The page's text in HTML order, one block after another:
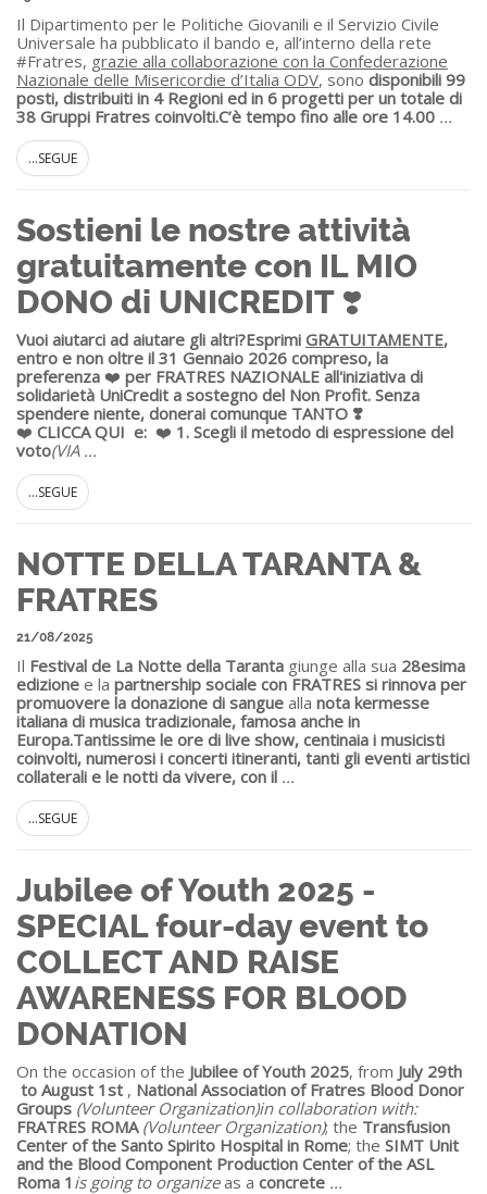
Il Dipartimento per le Politiche Giovanili e il Servizio Civile
Universale ha pubblicato il bando e, all’interno della rete
#Fratres, grazie alla collaborazione con la Confederazione
Nazionale delle Misericordie d’Italia ODV, sono disponibili 99
posti, distribuiti in 4 Regioni ed in 6 progetti per un totale di
38 Gruppi Fratres coinvolti.C’è tempo fino alle ore 14.00 ...
...SEGUE
Sostieni le nostre attività
gratuitamente con IL MIO
DONO di UNICREDIT ❣️
Vuoi aiutarci ad aiutare gli altri?Esprimi GRATUITAMENTE,
entro e non oltre il 31 Gennaio 2026 compreso, la
preferenza ❤️ per FRATRES NAZIONALE all'iniziativa di
solidarietà UniCredit a sostegno del Non Profit. Senza
spendere niente, donerai comunque TANTO ❣️
❤️ CLICCA QUI e: ❤️ 1. Scegli il metodo di espressione del
voto(VIA...
...SEGUE
NOTTE DELLA TARANTA &
FRATRES
21/08/2025
Il Festival de La Notte della Taranta giunge alla sua 28esima
edizione e la partnership sociale con FRATRES si rinnova per
promuovere la donazione di sangue alla nota kermesse
italiana di musica tradizionale, famosa anche in
Europa.Tantissime le ore di live show, centinaia i musicisti
coinvolti, numerosi i concerti itineranti, tanti gli eventi artistici
collaterali e le notti da vivere, con il ...
...SEGUE
Jubilee of Youth 2025 -
SPECIAL four-day event to
COLLECT AND RAISE
AWARENESS FOR BLOOD
DONATION
On the occasion of the Jubilee of Youth 2025, from July 29th
to August 1st , National Association of Fratres Blood Donor
Groups (Volunteer Organization)in collaboration with:
FRATRES ROMA (Volunteer Organization); the Transfusion
Center of the Santo Spirito Hospital in Rome; the SIMT Unit
and the Blood Component Production Center of the ASL
Roma 1 is going to organizeas a concrete ...